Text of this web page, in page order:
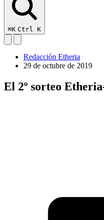
⌘K Ctrl K
Redacción Etheria
29 de octubre de 2019
El 2º sorteo